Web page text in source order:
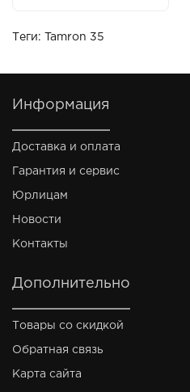
Теги: Tamron 35
Информация
Доставка и оплата
Гарантия и сервис
Юрлицам
Новости
Контакты
Дополнительно
Товары со скидкой
Обратная связь
Карта сайта